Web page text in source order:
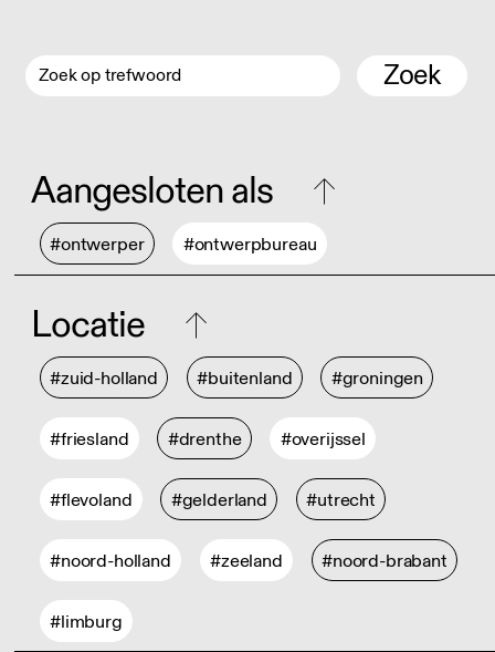
Zoek
Aangesloten als
#ontwerper #ontwerpbureau
Locatie
#zuid-holland #buitenland #groningen
#friesland #drenthe #overijssel
#flevoland #gelderland #utrecht
#noord-holland #zeeland #noord-brabant
#limburg